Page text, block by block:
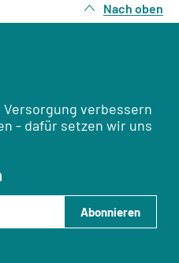
Nach oben
verbessern
- dafür setzen wir uns
Abonnieren